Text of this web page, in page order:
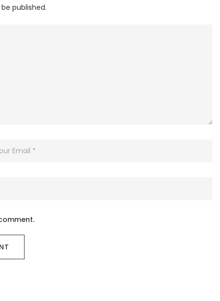
published.